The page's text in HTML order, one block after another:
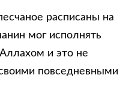
расписаны на
мог исполнять
и это не
повседневными